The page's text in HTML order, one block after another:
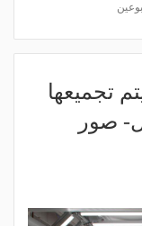
تجميعها
صور